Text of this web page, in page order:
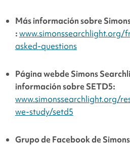
Más información sobre
:www.simonssearchlight.org/
asked-questions
Página webde Simons
información sobre SETD5:
www.simonssearchlight.org/
we-study/setd5
Grupo de Facebook de Simons